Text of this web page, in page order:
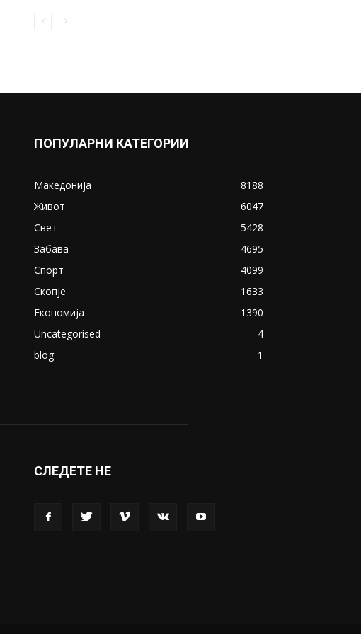
ПОПУЛАРНИ КАТЕГОРИИ
Македонија
8188
Живот
6047
Свет
5428
Забава
4695
Спорт
4099
Скопје
1633
Економија
1390
Uncategorised
4
blog
1
СЛЕДЕТЕ НЕ